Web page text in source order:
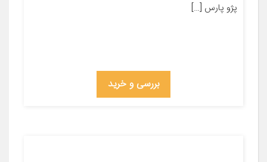
پژو پارس […]
بررسی و خرید